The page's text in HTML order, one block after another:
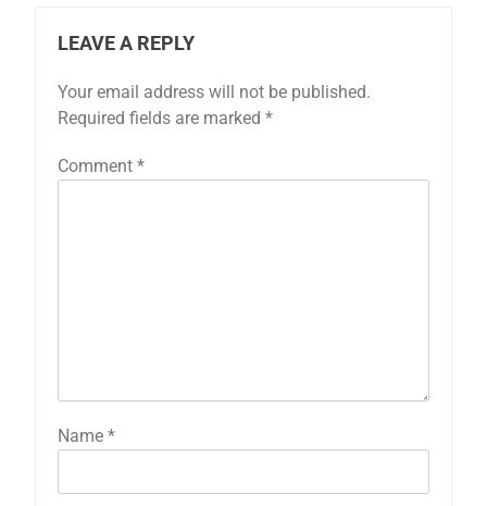
LEAVE A REPLY
Your email address will not be published.
Required fields are marked *
Comment *
Name *